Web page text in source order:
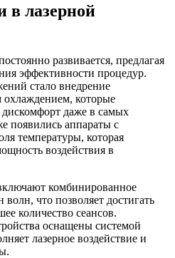
в лазерной
развивается, предлагая
эффективности процедур.
стало внедрение
охлаждением, которые
даже в самых
появились аппараты с
температуры, которая
воздействия в
комбинированное
что позволяет достигать
количество сеансов.
оснащены системой
лазерное воздействие и